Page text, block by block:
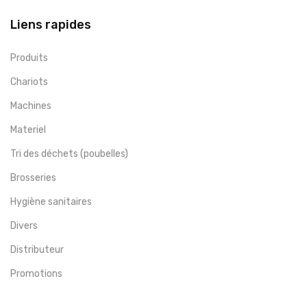
Liens rapides
Produits
Chariots
Machines
Materiel
Tri des déchets (poubelles)
Brosseries
Hygiène sanitaires
Divers
Distributeur
Promotions